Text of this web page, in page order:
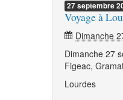
27septembre
Voyage à
Dimanche
Dimanche 27
Figeac,
Lourdes